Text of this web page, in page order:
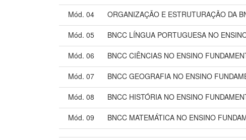
Mód. 04 ORGANIZAÇÃO E ESTRUTURAÇÃO DA
Mód. 05 BNCC LÍNGUA PORTUGUESA NO
Mód. 06 BNCC CIÊNCIAS NO ENSINO
Mód. 07 BNCC GEOGRAFIA NO ENSINO
Mód. 08 BNCC HISTÓRIA NO ENSINO
Mód. 09 BNCC MATEMÁTICA NO ENSINO